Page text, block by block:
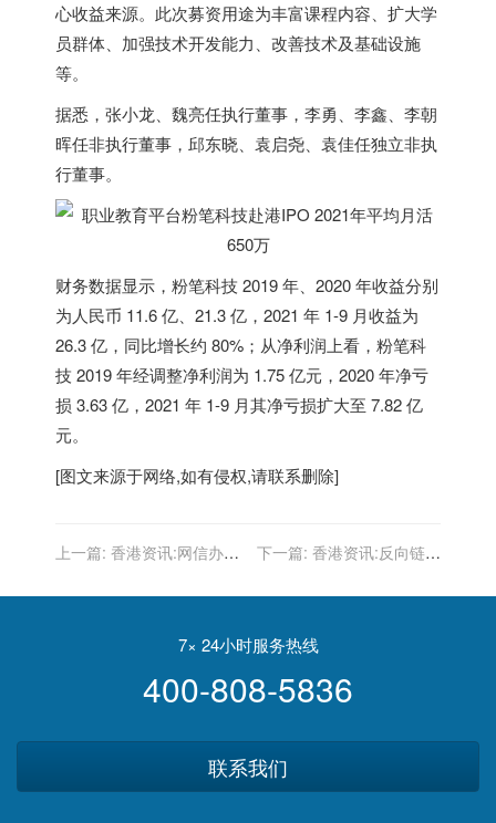
心收益来源。此次募资用途为丰富课程内容、扩大学
员群体、加强技术开发能力、改善技术及基础设施
等。
据悉，张小龙、魏亮任执行董事，李勇、李鑫、李朝
晖任非执行董事，邱东晓、袁启尧、袁佳任独立非执
行董事。
财务数据显示，粉笔科技 2019 年、2020 年收益分别
为人民币 11.6 亿、21.3 亿，2021 年 1-9 月收益为
26.3 亿，同比增长约 80%；从净利润上看，粉笔科
技 2019 年经调整净利润为 1.75 亿元，2020 年净亏
损 3.63 亿，2021 年 1-9 月其净亏损扩大至 7.82 亿
元。
[图文来源于网络,如有侵权,请联系删除]
上一篇: 香港资讯:网信办：3
网络舆论
下一篇: 香港资讯:反向链接
向链接的作用和方法
7× 24小时服务热线
400-808-5836
联系我们